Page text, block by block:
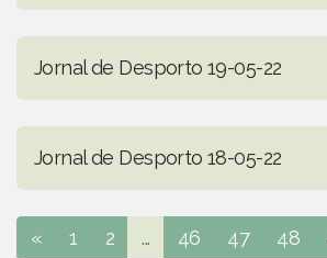
Jornal de Desporto 19-05-22
Jornal de Desporto 18-05-22
« 1 2 ... 46 47 48